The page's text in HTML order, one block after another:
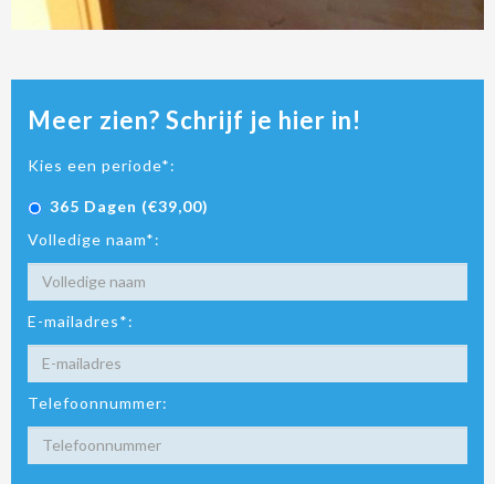
Meer zien? Schrijf je hier in!
Kies een periode*:
365 Dagen (€39,00)
Volledige naam*:
E-mailadres*:
Telefoonnummer: